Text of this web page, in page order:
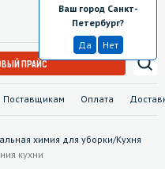
Поставщикам Оплата
Санкт-Петербург
Ваш город Санкт-
Петербург?
Да
Нет
ПРАЙС
химия для уборки/Кухня
кухни